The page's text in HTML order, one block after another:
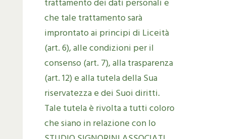
trattamento dei dati personali e
che tale trattamento sarà
improntato ai principi di Liceità
(art. 6), alle condizioni per il
consenso (art. 7), alla trasparenza
(art. 12) e alla tutela della Sua
riservatezza e dei Suoi diritti.
Tale tutela è rivolta a tutti coloro
che siano in relazione con lo